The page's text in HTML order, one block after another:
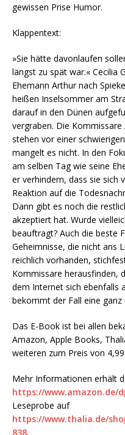
gewissen Prise Humor.
Klappentext:
»Sie hätte davonlaufen
längst zu spät war.« Cecilia
Ehemann Arthur nach
heißen Inselsommer am
darauf in den Dünen
vergraben. Die
stehen vor einer
mangelt es nicht. In den
am selben Tag wie seine
er verhindern, dass sie sich
Reaktion auf die
Dann gibt es noch die
akzeptiert hat. Wurde
beauftragt? Auch die beste
Geheimnisse, die nicht ans
reichlich vorhanden,
Kommissare herausfinden,
dem Internet sich ebenfalls
bekommt der Fall eine
Das E-Book ist bei allen
Amazon, Apple Books,
weiteren zum Preis von
Mehr Informationen erhält
https://www.amazon.de/
Leseprobe auf
https://www.thalia.de/
838.